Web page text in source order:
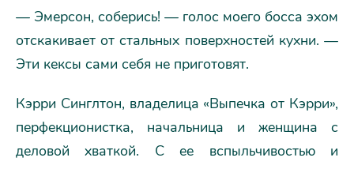
— Эмерсон, соберись! — голос моего босса эхом
отскакивает от стальных поверхностей кухни. —
Эти кексы сами себя не приготовят.
Кэрри Синглтон, владелица «Выпечка от Кэрри»,
перфекционистка, начальница и женщина с
деловой хваткой. С ее вспыльчивостью и